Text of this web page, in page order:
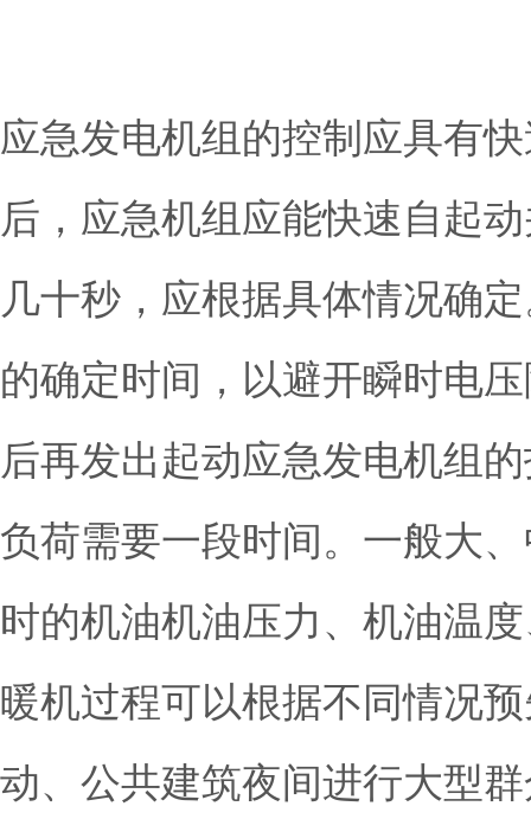
应急发电机组的控制应具有
后，应急机组应能快速自起
几十秒，应根据具体情况确
的确定时间，以避开瞬时电
后再发出起动应急发电机组
负荷需要一段时间。一般大
时的机油机油压力、机油温
暖机过程可以根据不同情况
动、公共建筑夜间进行大型